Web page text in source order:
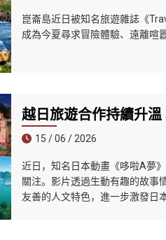
崑崙島近日被知名旅遊雜誌《
成為今夏尋求冒險體驗、遠離喧
越日旅遊合作持續升
15 / 06 / 2026
近日，知名日本動畫《哆啦A夢
關注。影片透過生動有趣的故事
友善的人文特色，進一步激發日